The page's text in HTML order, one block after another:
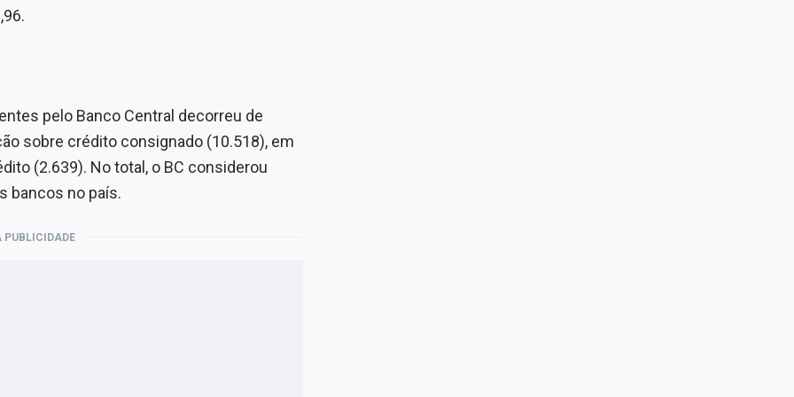
pelo Banco Central decorreu de
sobre crédito consignado (10.518), em
(2.639). No total, o BC considerou
bancos no país.
PUBLICIDADE